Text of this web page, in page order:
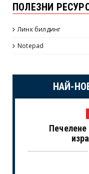
ПОЛЕЗНИ
Линк билдинг
Notepad
НАЙ-